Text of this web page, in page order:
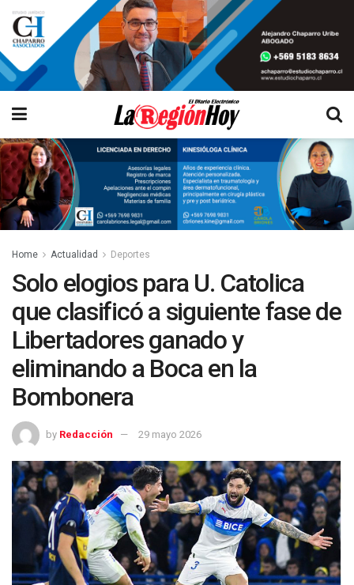
Home Actualidad Deportes
Solo elogios para U. Catolica
que clasificó a siguiente fase de
Libertadores ganado y
eliminando a Boca en la
Bombonera
by Redacción 29 mayo 2026